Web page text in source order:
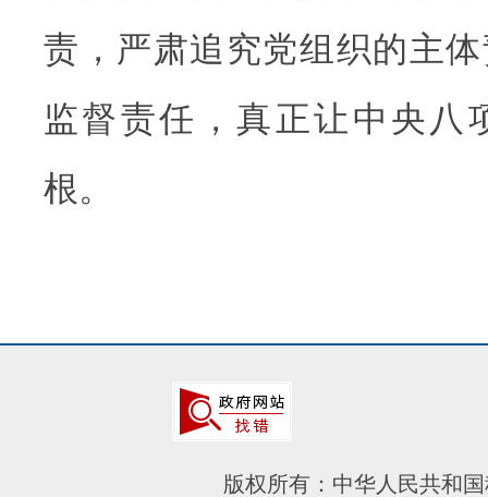
责，严肃追究党组织的主
监督责任，真正让中央八
根。
版权所有：中华人民共和